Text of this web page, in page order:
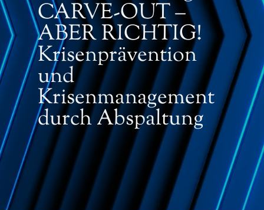
CARVE-OUT –
ABER RICHTIG!
Krisenprävention
und
Krisenmanagement
durch Abspaltung